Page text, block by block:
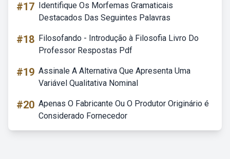
#17 Identifique Os Morfemas Gramaticais
Destacados Das Seguintes Palavras
#18 Filosofando - Introdução à Filosofia Livro Do
Professor Respostas Pdf
#19 Assinale A Alternativa Que Apresenta Uma
Variável Qualitativa Nominal
#20 Apenas O Fabricante Ou O Produtor Originário é
Considerado Fornecedor